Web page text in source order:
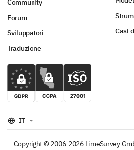
Community
Forum
Sviluppatori
Traduzione
Casi
IT
Copyright © 2006-2026 LimeSurvey